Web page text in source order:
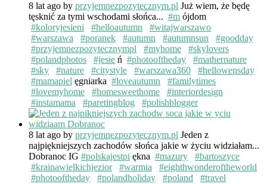
8 lat ago by przyjemnezpozytecznym.pl Już wiem, że będę
tęsknić za tymi wschodami słońca... #m ójdom
#koloryjesieni
#helloautumn
#witajwarszawo
#warszawa
#poranek #autumn #autumnsun
#goodday
#przyjemnezpozytecznympl
#myhome
#skylovers
#polandphotos
#jesie ń #photooftheday
#mathernature
#sky
#nature #citystyle #warszawa360
#hellowensday
#mamapiel ęgniarka #loveautumn
#familytimes
#lovemyhome
#homesweethome
#interiordesign
#instamama
#paretingblog #polishblogger
8 lat ago by przyjemnezpozytecznym.pl Jeden z
najpiękniejszych zachodów słońca jakie w życiu widziałam...
Dobranoc IG #polskajestpi ękna #mazury
#bartoszyce
#krainawielkichjezior
#warmia
#eighthwonderoftheworld
#photooftheday
#polandholiday #poland
#travel